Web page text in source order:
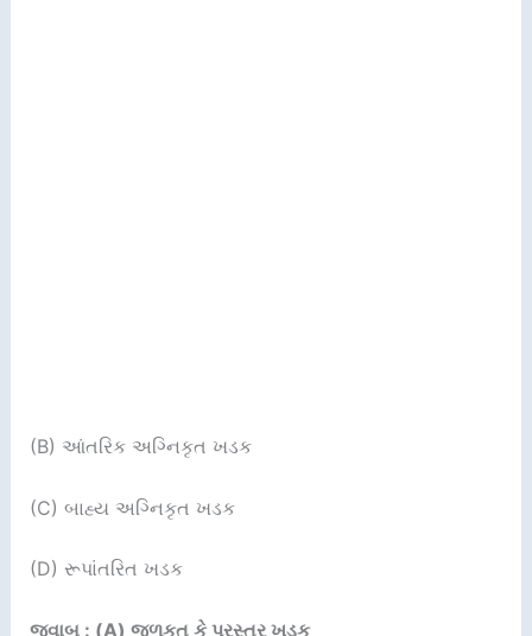
(B) આંતરિક અગ્નિકૃત ખડક
(C) બાહ્ય અગ્નિકૃત ખડક
(D) રૂપાંતરિત ખડક
જવાબ : (A) જળકૃત કે પ્રસ્તર ખડક